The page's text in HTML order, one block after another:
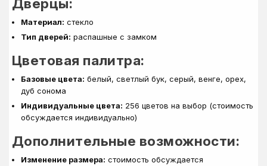
Дверцы:
Материал: стекло
Тип дверей: распашные с замком
Цветовая палитра:
Базовые цвета: белый, светлый бук, серый, венге, орех,
дуб сонома
Индивидуальные цвета: 256 цветов на выбор (стоимость
обсуждается индивидуально)
Дополнительные возможности:
Изменение размера: стоимость обсуждается